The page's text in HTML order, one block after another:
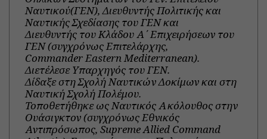
Ναυτικού(ΓΕΝ), Διευθυντής Πολιτικής και
Ναυτικής Σχεδίασης του ΓΕΝ και
Διευθυντής του Κλάδου Α΄ Επιχειρήσεων του
ΓΕΝ (συγχρόνως Επιτελάρχης,
Commander Eastern Mediterranean).
Διετέλεσε Υπαρχηγός του ΓΕΝ.
Δίδαξε στη Σχολή Ναυτικών Δοκίμων και στη
Ναυτική Σχολή Πολέμου.
Τοποθετήθηκε ως Ναυτικός Ακόλουθος στην
Ουάσιγκτον (συγχρόνως Εθνικός
Αντιπρόσωπος, Supreme Allied Command